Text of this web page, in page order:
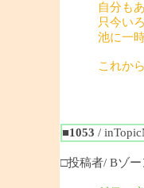
自分も
只今い
池に一
これか
■1053 /
□投稿者/ Bゾー